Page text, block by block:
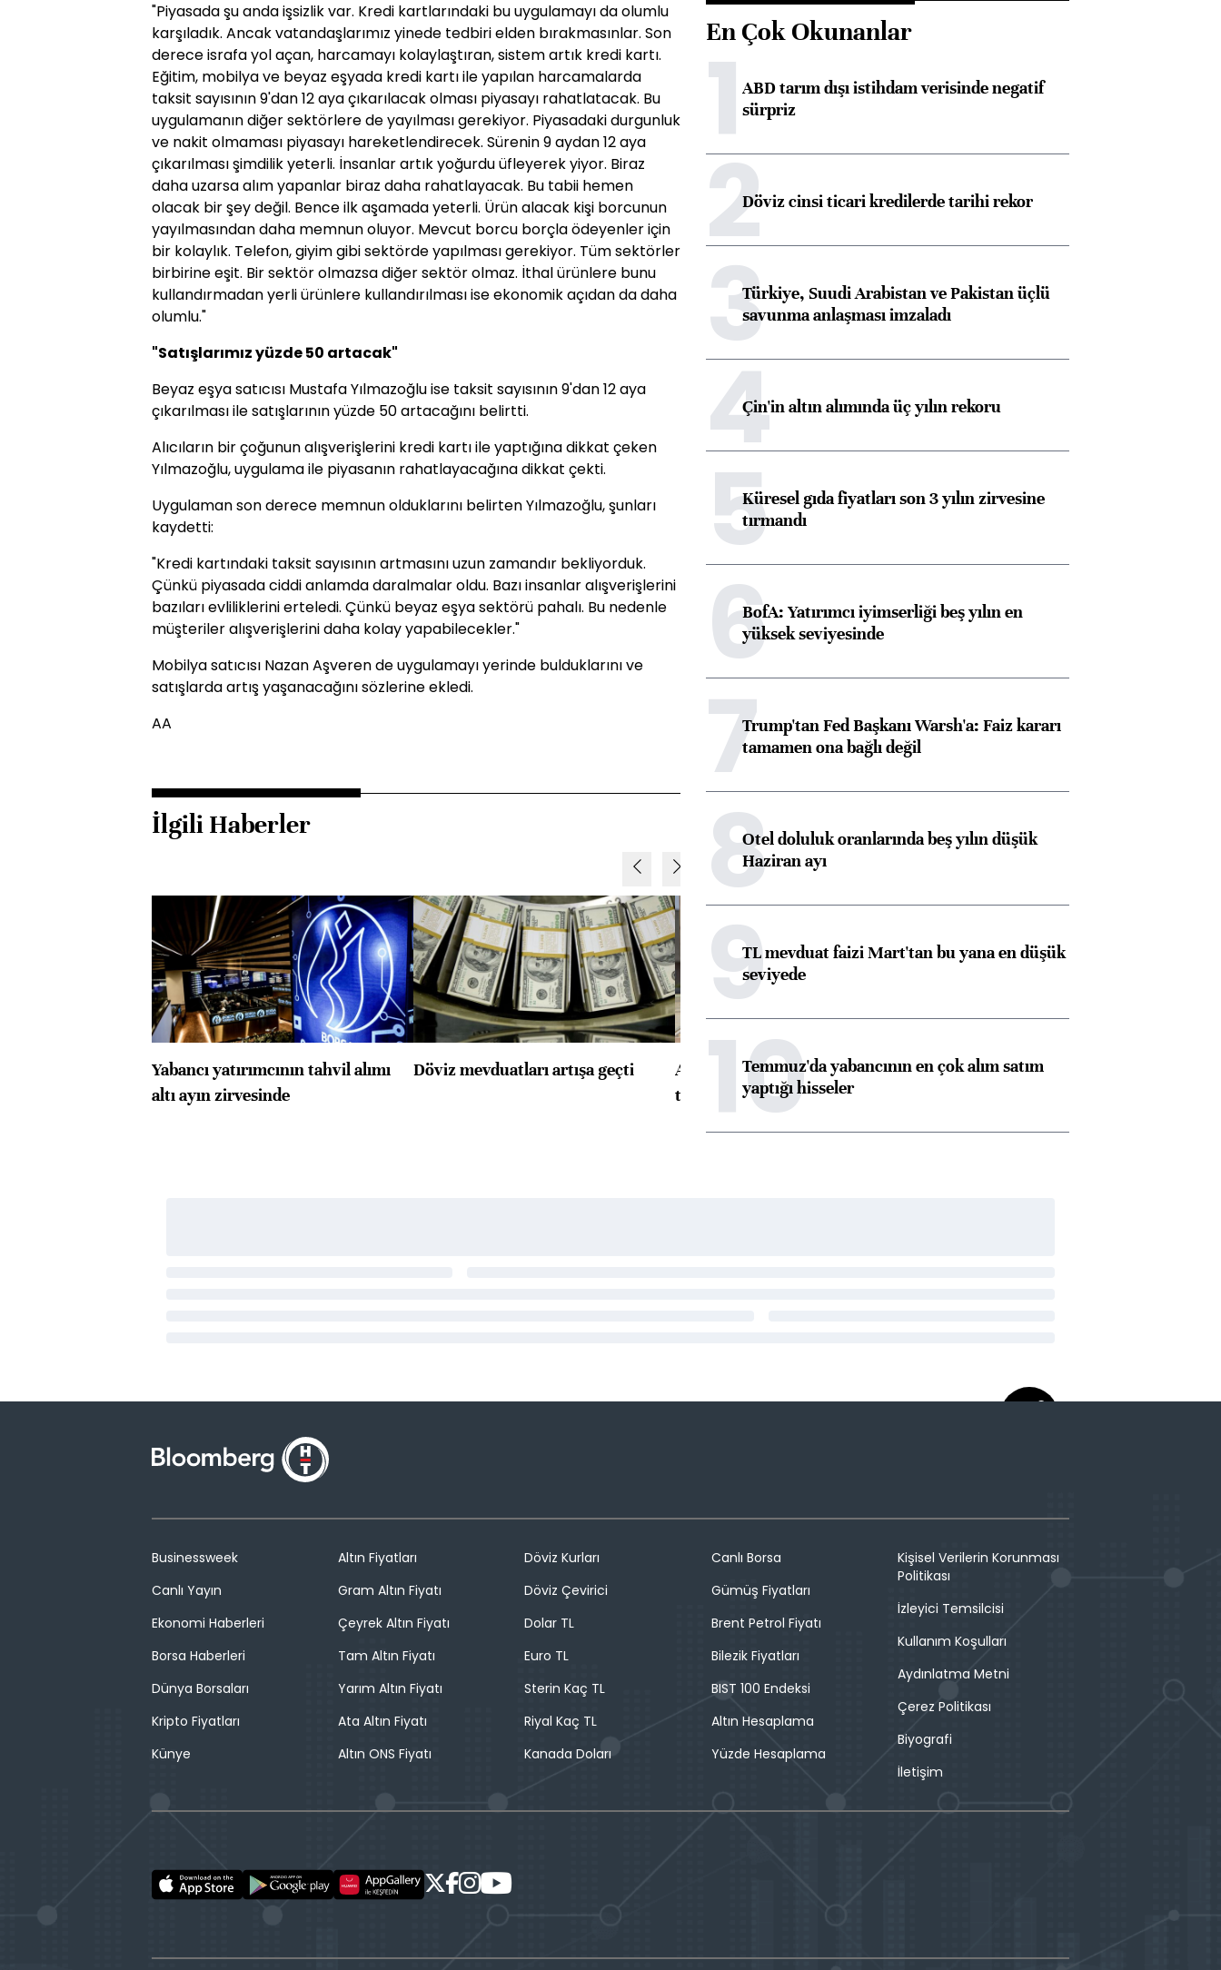
"Piyasada şu anda işsizlik var. Kredi kartlarındaki bu uygulamayı da olumlu
karşıladık. Ancak vatandaşlarımız yinede tedbiri elden bırakmasınlar. Son
derece israfa yol açan, harcamayı kolaylaştıran, sistem artık kredi kartı.
Eğitim, mobilya ve beyaz eşyada kredi kartı ile yapılan harcamalarda
taksit sayısının 9'dan 12 aya çıkarılacak olması piyasayı rahatlatacak. Bu
uygulamanın diğer sektörlere de yayılması gerekiyor. Piyasadaki durgunluk
ve nakit olmaması piyasayı hareketlendirecek. Sürenin 9 aydan 12 aya
çıkarılması şimdilik yeterli. İnsanlar artık yoğurdu üfleyerek yiyor. Biraz
daha uzarsa alım yapanlar biraz daha rahatlayacak. Bu tabii hemen
olacak bir şey değil. Bence ilk aşamada yeterli. Ürün alacak kişi borcunun
yayılmasından daha memnun oluyor. Mevcut borcu borçla ödeyenler için
bir kolaylık. Telefon, giyim gibi sektörde yapılması gerekiyor. Tüm sektörler
birbirine eşit. Bir sektör olmazsa diğer sektör olmaz. İthal ürünlere bunu
kullandırmadan yerli ürünlere kullandırılması ise ekonomik açıdan da daha
olumlu."
"Satışlarımız yüzde 50 artacak"
Beyaz eşya satıcısı Mustafa Yılmazoğlu ise taksit sayısının 9'dan 12 aya
çıkarılması ile satışlarının yüzde 50 artacağını belirtti.
Alıcıların bir çoğunun alışverişlerini kredi kartı ile yaptığına dikkat çeken
Yılmazoğlu, uygulama ile piyasanın rahatlayacağına dikkat çekti.
Uygulaman son derece memnun olduklarını belirten Yılmazoğlu, şunları
kaydetti:
"Kredi kartındaki taksit sayısının artmasını uzun zamandır bekliyorduk.
Çünkü piyasada ciddi anlamda daralmalar oldu. Bazı insanlar alışverişlerini
bazıları evliliklerini erteledi. Çünkü beyaz eşya sektörü pahalı. Bu nedenle
müşteriler alışverişlerini daha kolay yapabilecekler."
Mobilya satıcısı Nazan Aşveren de uygulamayı yerinde bulduklarını ve
satışlarda artış yaşanacağını sözlerine ekledi.
AA
İlgili Haberler
Yabancı yatırımcının tahvil alımı
altı ayın zirvesinde
Döviz mevduatları artışa geçti
ABD'de konut başlangıçları
toparlandı
konusunda Unicredit ile
En Çok Okunanlar
1ABD tarım dışı istihdam verisinde negatif
sürpriz
2Döviz cinsi ticari kredilerde tarihi rekor
3Türkiye, Suudi Arabistan ve Pakistan üçlü
savunma anlaşması imzaladı
4Çin'in altın alımında üç yılın rekoru
5Küresel gıda fiyatları son 3 yılın zirvesine
tırmandı
6BofA: Yatırımcı iyimserliği beş yılın en
yüksek seviyesinde
7Trump'tan Fed Başkanı Warsh'a: Faiz kararı
tamamen ona bağlı değil
8Otel doluluk oranlarında beş yılın düşük
Haziran ayı
9TL mevduat faizi Mart'tan bu yana en düşük
seviyede
10
Temmuz'da yabancının en çok alım satım
yaptığı hisseler
Businessweek
Canlı Yayın
Ekonomi Haberleri
Borsa Haberleri
Dünya Borsaları
Kripto Fiyatları
Künye
Altın Fiyatları
Gram Altın Fiyatı
Çeyrek Altın Fiyatı
Tam Altın Fiyatı
Yarım Altın Fiyatı
Ata Altın Fiyatı
Altın ONS Fiyatı
Döviz Kurları
Döviz Çevirici
Dolar TL
Euro TL
Sterin Kaç TL
Riyal Kaç TL
Kanada Doları
Canlı Borsa
Gümüş Fiyatları
Brent Petrol Fiyatı
Bilezik Fiyatları
BIST 100 Endeksi
Altın Hesaplama
Yüzde Hesaplama
Kişisel Verilerin Korunması
Politikası
İzleyici Temsilcisi
Kullanım Koşulları
Aydınlatma Metni
Çerez Politikası
Biyografi
İletişim